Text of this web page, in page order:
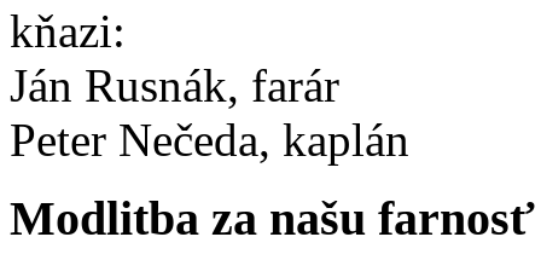
kňazi:
Ján Rusnák, farár
Peter Nečeda, kaplán
Modlitba za našu farnosť